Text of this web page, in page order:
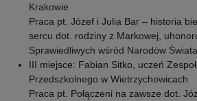
Krakowie
Praca pt. Józef i Julia Bar – historia
sercu dot. rodziny z Markowej,
Sprawiedliwych wśród Narodów Świata.
III miejsce: Fabian Sitko, uczeń
Przedszkolnego w Wietrzychowicach
Praca pt. Połączeni na zawsze dot.